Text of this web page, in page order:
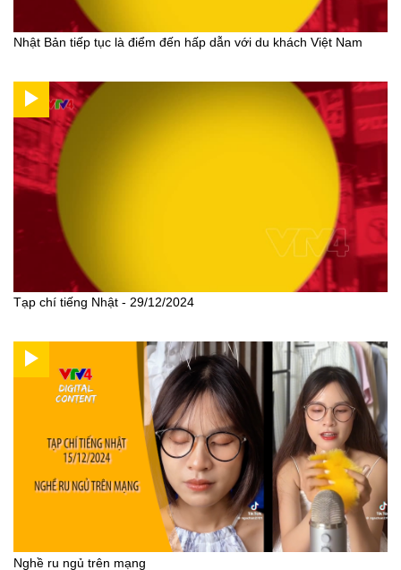
Nhật Bản tiếp tục là điểm đến hấp dẫn với du khách Việt Nam
Tạp chí tiếng Nhật - 29/12/2024
Nghề ru ngủ trên mạng